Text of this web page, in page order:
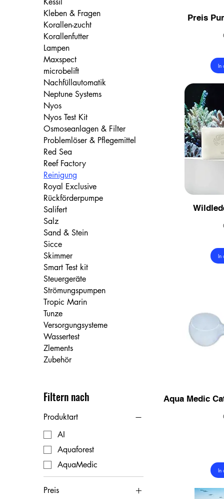
Kleben & Fragen
Korallen-zucht
Korallenfutter
Lampen
Maxspect
microbelift
Nachfüllautomatik
Neptune Systems
Nyos
Nyos Test Kit
Osmoseanlagen & Filter
Problemlöser & Pflegemittel
Red Sea
Reef Factory
Reinigung
Royal Exclusive
Rückförderpumpe
Salifert
Salz
Sand & Stein
Sicce
Skimmer
Smart Test kit
Steuergeräte
Strömungspumpen
Tropic Marin
Tunze
Versorgungsysteme
Wassertest
Zlements
Zubehör
Filtern nach
Produktart
AI
Aquaforest
AquaMedic
Preis
Preis
In
In
Aqua Medic
In